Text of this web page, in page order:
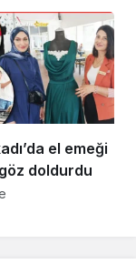
el emeği
doldurdu